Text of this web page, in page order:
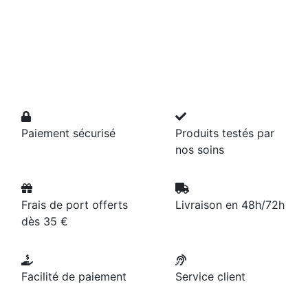
Paiement sécurisé
Produits testés par
nos soins
Frais de port offerts
dès 35 €
Livraison en 48h/72h
Facilité de paiement
Service client